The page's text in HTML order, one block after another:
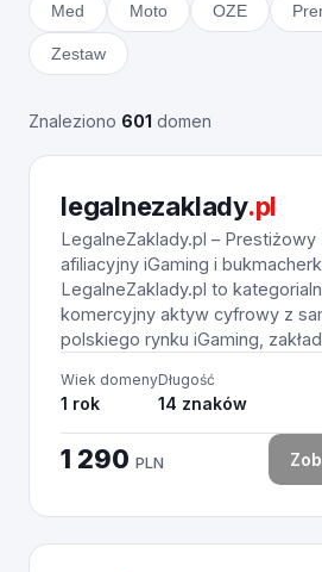
Med Moto OZE
Zestaw
Znaleziono 601 domen
legalnezaklady.pl
LegalneZaklady.pl –
afiliacyjny iGaming i
LegalneZaklady.pl to
komercyjny aktyw cyfrowy z
polskiego rynku iGaming,
Wiek domeny
1 rok
Długość
14 znaków
1 290 PLN